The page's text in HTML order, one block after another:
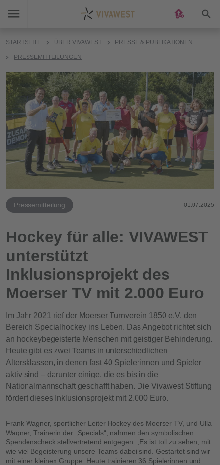
STARTSEITE ÜBER VIVAWEST PRESSE & PUBLIKATIONEN
PRESSEMITTEILUNGEN
Pressemitteilung 01.07.2025
Hockey für alle: VIVAWEST
unterstützt
Inklusionsprojekt des
Moerser TV mit 2.000 Euro
Im Jahr 2021 rief der Moerser Turnverein 1850 e.V. den
Bereich Specialhockey ins Leben. Das Angebot richtet sich
an hockeybegeisterte Menschen mit geistiger Behinderung.
Heute gibt es zwei Teams in unterschiedlichen
Altersklassen, in denen fast 40 Spielerinnen und Spieler
aktiv sind – darunter einige, die es bis in die
Nationalmannschaft geschafft haben. Die Vivawest Stiftung
fördert dieses Inklusionsprojekt mit 2.000 Euro.
Frank Wagner, sportlicher Leiter Hockey des Moerser TV, und Ulla
Wagner, Trainerin der „Specials“, nahmen den symbolischen
Spendenscheck stellvertretend entgegen: „Es ist toll zu sehen, mit
wie viel Begeisterung unsere Teams dabei sind. Gestartet sind wir
mit einer kleinen Gruppe. Heute trainieren 36 Spielerinnen und